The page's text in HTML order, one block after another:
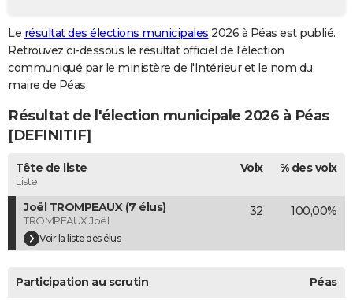
GUIDES D'ACHAT
BONS PLANS
CARTE DE VOEUX
Carte de Noël
Carte Bonne année
Carte Saint-Valentin
Carte Pâques
Carte d'anniversaire
DICTIONNAIRE
Dictionnaire
Biographies
Citations
Expressions
Proverbes
PROGRAMME TV
COPAINS D'AVANT
S'inscrire
Se connecter
Lycées
Collèges
Primaires
Universités
Entreprises
Service militaire
Avis de recherche
AVIS DE DÉCÈS
FORUM
Le résultat des élections municipales 2026 à Péas est publié.
Retrouvez ci-dessous le résultat officiel de l'élection
communiqué par le ministère de l'Intérieur et le nom du
maire de Péas.
Résultat de l'élection municipale 2026 à Péas
[DEFINITIF]
Tête de liste
Liste
Voix % des voix
Joël TROMPEAUX (7 élus)
TROMPEAUX Joël
Voir la liste des élus
32 100,00%
Participation au scrutin Péas